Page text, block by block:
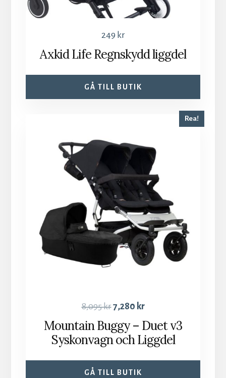
249 kr
Axkid Life Regnskydd liggdel
GÅ TILL BUTIK
Rea!
8,095kr7,280 kr
Mountain Buggy – Duet v3
Syskonvagn och Liggdel
GÅ TILL BUTIK